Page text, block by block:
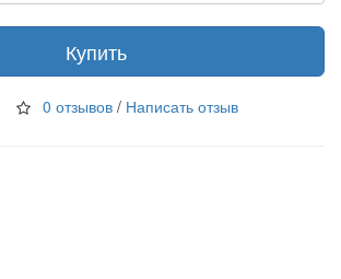
Купить
0 отзывов / Написать отзыв